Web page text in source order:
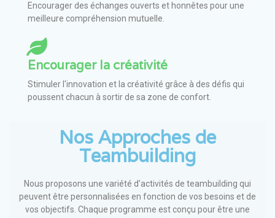
Encourager des échanges ouverts et honnêtes pour une
meilleure compréhension mutuelle.
Encourager la créativité
Stimuler l'innovation et la créativité grâce à des défis qui
poussent chacun à sortir de sa zone de confort.
Nos Approches de
Teambuilding
Nous proposons une variété d’activités de teambuilding qui
peuvent être personnalisées en fonction de vos besoins et de
vos objectifs. Chaque programme est conçu pour être une